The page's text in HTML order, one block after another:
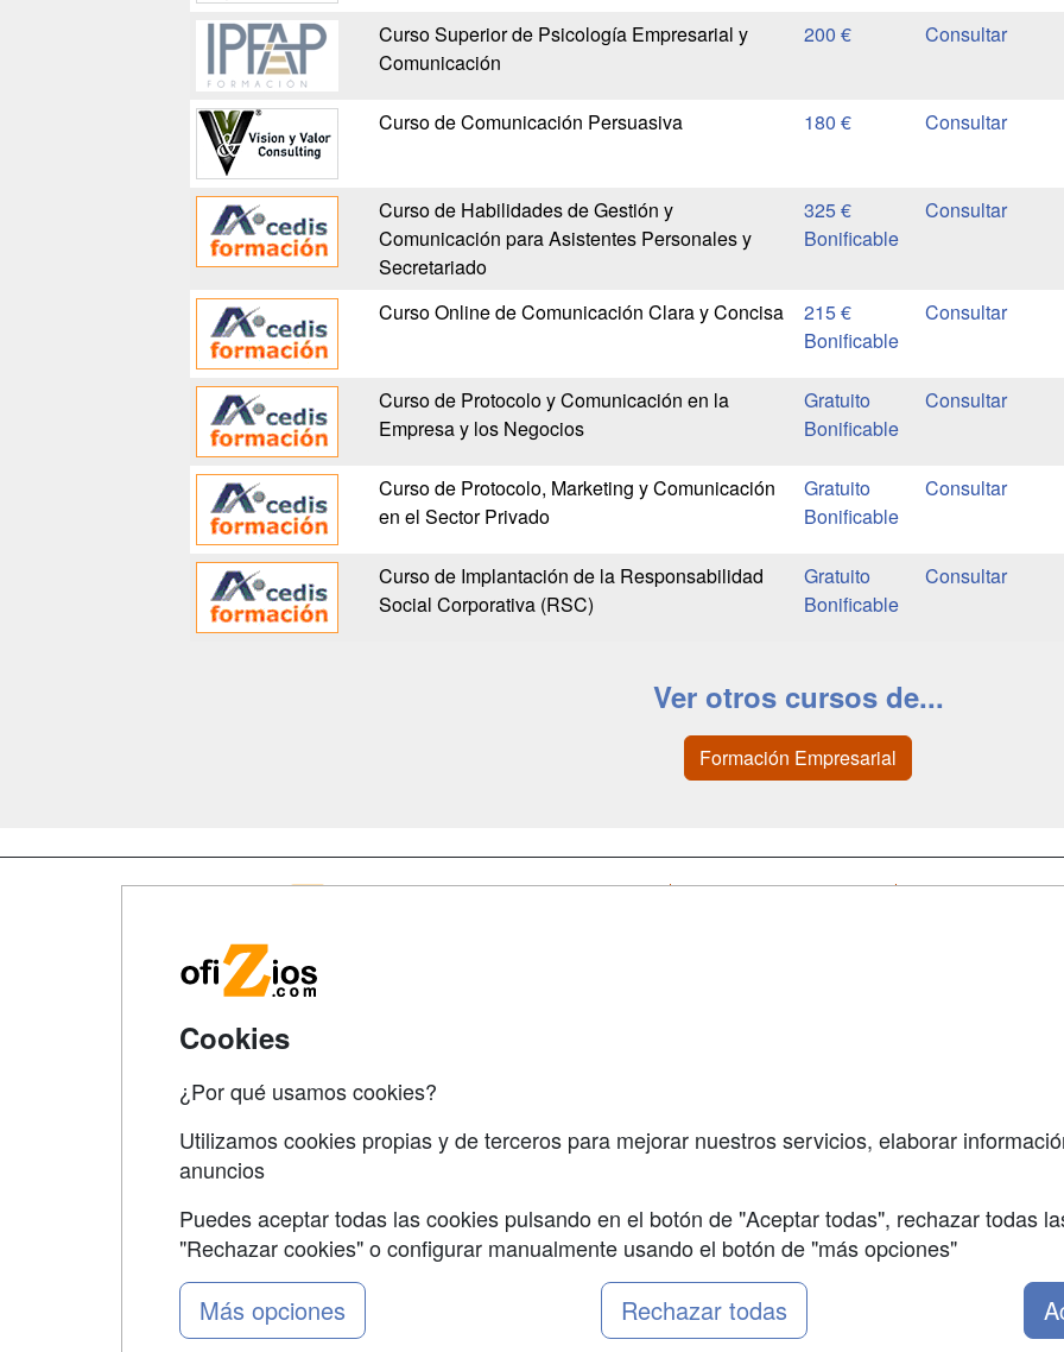
Curso Superior de Psicología Empresarial y
Comunicación
200 €
Curso de Comunicación Persuasiva 180 €
Curso de Habilidades de Gestión y
Comunicación para Asistentes Personales y
Secretariado
325 €
Bonificable
Curso Online de Comunicación Clara y Concisa
215 €
Bonificable
Curso de Protocolo y Comunicación en la
Empresa y los Negocios
Gratuito
Bonificable
Curso de Protocolo, Marketing y Comunicación
en el Sector Privado
Gratuito
Bonificable
Curso de Implantación de la Responsabilidad
Social Corporativa (RSC)
Gratuito
Bonificable
Ver otros cursos de...
Formación Empresarial
Grupo formazion:
Cookies
¿Por qué usamos cookies?
Utilizamos cookies propias y de terceros para mejorar nuestros servicios, elaborar
anuncios
Puedes aceptar todas las cookies pulsando en el botón de "Aceptar todas", rechazar todas
"Rechazar cookies" o configurar manualmente usando el botón de "más opciones"
Más opciones Rechazar todas